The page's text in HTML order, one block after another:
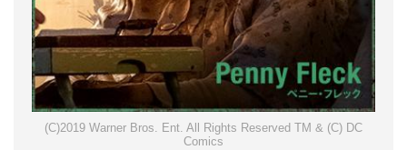
(C)2019 Warner Bros. Ent. All Rights Reserved TM & (C) DC
Comics